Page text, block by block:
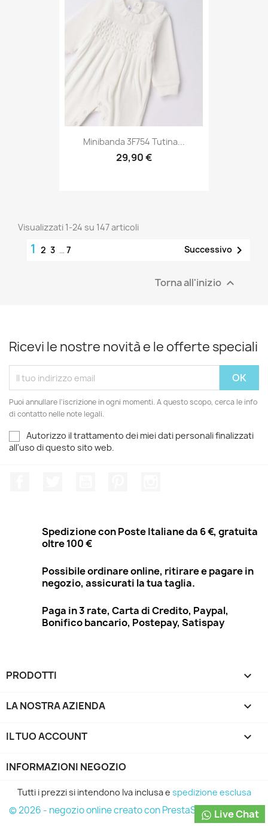
Minibanda 3F754 Tutina...
29,90 €
Visualizzati 1-24 su 147 articoli
1 2 3 … 7 Successivo 
Torna all'inizio 
Ricevi le nostre novità e le offerte speciali
Puoi annullare l'iscrizione in ogni momenti. A questo scopo, cerca le info
di contatto nelle note legali.
Autorizzo il trattamento dei miei dati personali finalizzati
all'uso di questo sito web.
Spedizione con Poste Italiane da 6 €, gratuita
oltre 100 €
Possibile ordinare online, ritirare e pagare in
negozio, assicurati la tua taglia.
Paga in 3 rate, Carta di Credito, Paypal,
Bonifico bancario, Postepay, Satispay
PRODOTTI 
LA NOSTRA AZIENDA 
IL TUO ACCOUNT 
INFORMAZIONI NEGOZIO
Live Chat
Tutti i prezzi si intendono Iva inclusa e spedizione esclusa
© 2026 - negozio online creato con PrestaShop™